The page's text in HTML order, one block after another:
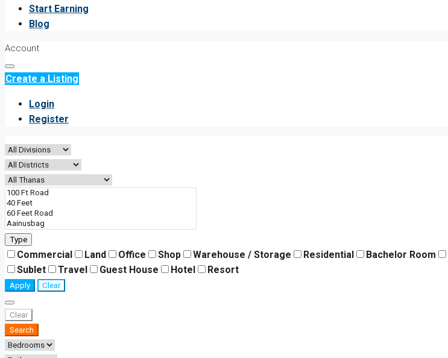
Start Earning
Blog
Account
Create a Listing
Login
Register
Type
Commercial Land Office Shop Warehouse / Storage Residential Bachelor Room
Sublet
Travel Guest House Hotel Resort
Apply Clear
Clear
Search